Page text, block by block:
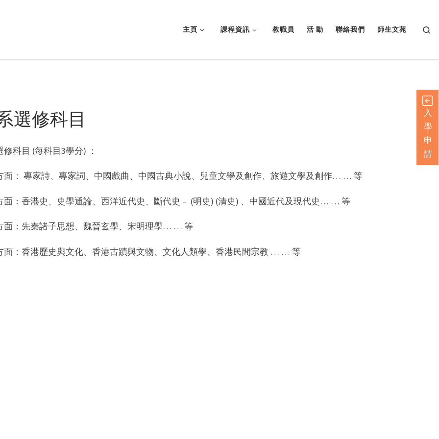
主頁 課程資訊 教職員 活 動 聯絡我們 師生文苑
選修科目
修科目 (每科目3學分) ：
面： 專家詩、專家詞、中國戲曲、中國古典小說、兒童文學及創作、旅遊文學及創作… … 等
面：香港史、史學通論、西洋近代史、斷代史 – (明史) (清史) 、中國近代及現代史… … 等
面：先秦諸子思想、魏晉玄學、宋明理學… … 等
面：香港歷史與文化、香港古蹟與文物、文化人類學、香港民間宗教 … … 等
入
學
申
請